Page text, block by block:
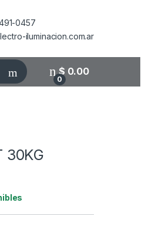
0457
iluminacion.com.ar
0
$ 0.00
30KG